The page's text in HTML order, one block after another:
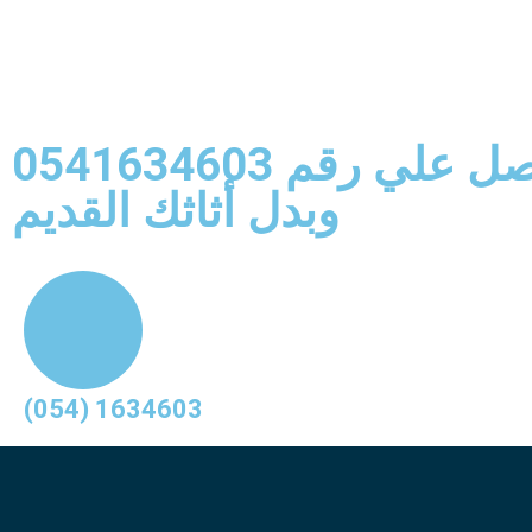
علي رقم 0541634603
وبدل أثاثك القديم
(054) 1634603